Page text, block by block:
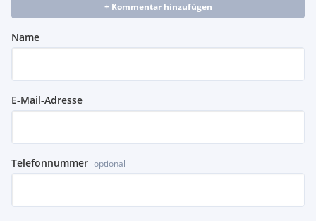
+ Kommentar hinzufügen
Name
E-Mail-Adresse
Telefonnummer optional